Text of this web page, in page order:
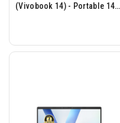
(Vivobook 14) - Portable 14p